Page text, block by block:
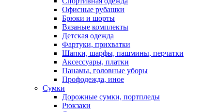
Офисные рубашки
Брюки и шорты
Вязаные комплекты
Детская одежда
Фартуки, прихватки
Шапки, шарфы, пашмины, перчатки
Аксессуары, платки
Панамы, головные уборы
Профодежда, иное
Сумки
Дорожные сумки, портпледы
Рюкзаки